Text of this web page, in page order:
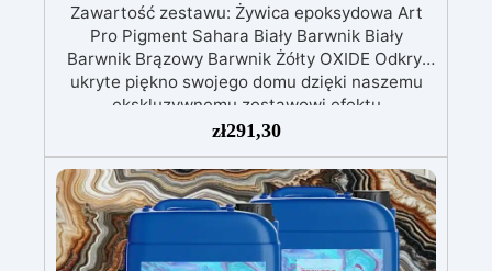
Zawartość zestawu: Żywica epoksydowa Art
Pro Pigment Sahara Biały Barwnik Biały
Barwnik Brązowy Barwnik Żółty OXIDE Odkryj
ukryte piękno swojego domu dzięki naszemu
ekskluzywnemu zestawowi efektu
bursztynowego onyksu z żywicą epoksydową,
rozwiązaniu idealnemu do przekształcania
Twoich przestrzeni w elegancki i stylowy
sposób. Ten innowacyjny zestaw został
zaprojektowany, aby przenieść luksus i urok
bursztynowego onyksu prosto do Twojej kuchni
lub łazienki, oferując możliwość stworzenia
zł291,30